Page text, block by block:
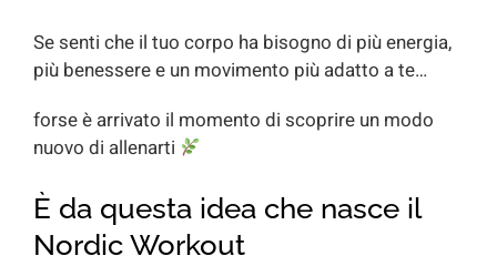
Se senti che il tuo corpo ha bisogno di più energia,
più benessere e un movimento più adatto a te…
forse è arrivato il momento di scoprire un modo
nuovo di allenarti
È da questa idea che nasce il
Nordic Workout